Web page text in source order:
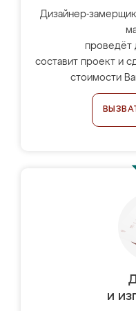
Дизайнер-
проведёт
составит проект и
стоимости
и